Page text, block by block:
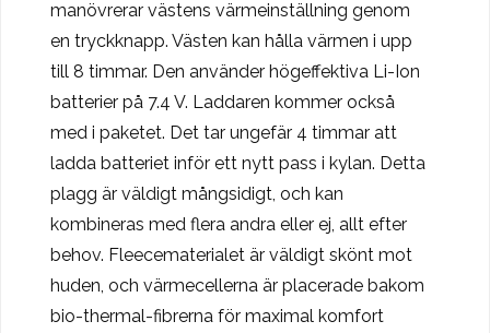
manövrerar västens värmeinställning genom
en tryckknapp. Västen kan hålla värmen i upp
till 8 timmar. Den använder högeffektiva Li-Ion
batterier på 7.4 V. Laddaren kommer också
med i paketet. Det tar ungefär 4 timmar att
ladda batteriet inför ett nytt pass i kylan. Detta
plagg är väldigt mångsidigt, och kan
kombineras med flera andra eller ej, allt efter
behov. Fleecematerialet är väldigt skönt mot
huden, och värmecellerna är placerade bakom
bio-thermal-fibrerna för maximal komfort